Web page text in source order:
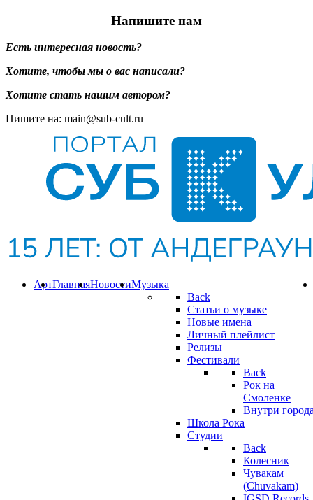
Напишите нам
Есть интересная новость?
Хотите, чтобы мы о вас написали?
Хотите стать нашим автором?
Пишите на: main@sub-cult.ru
Музыка
Back
Статьи о музыке
Новые имена
Личный плейлист
Релизы
Фестивали
Back
Рок на
Смоленке
Внутри
Школа Рока
Студии
Back
Колесник
Чувакам
(Chuvakam)
Новости
Главная
Арт